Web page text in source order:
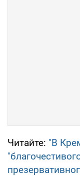
Читайте: "В